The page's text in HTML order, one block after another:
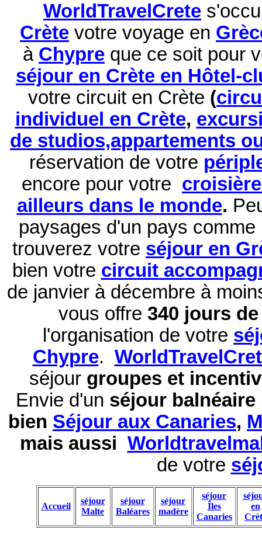
WorldTravelCrete
Crète votre voyage en
à Chypre que ce soit pour
séjour en Crète en Hôtel-
votre circuit en Crète (
individuel en Crète,
de studios,appartements
réservation de votre
encore pour votre
ailleurs dans le monde.
paysages d'un pays
trouverez votre séjour en
bien votre circuit
de janvier à décembre à
vous offre 340 jours
l'organisation de votre
Chypre.
séjour groupes et
Envie d'un séjour balnéaire
bien Séjour aux Canaries,
mais aussi
de votre
Accueil
séjour
Malte
séjour
Baléares
séjour
madère
séjour
Îles
Canaries
en